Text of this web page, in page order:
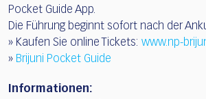
Pocket Guide App.
Die Führung beginnt sofort nach der
» Kaufen Sie online Tickets: www.np-
» Brijuni Pocket Guide
Informationen: